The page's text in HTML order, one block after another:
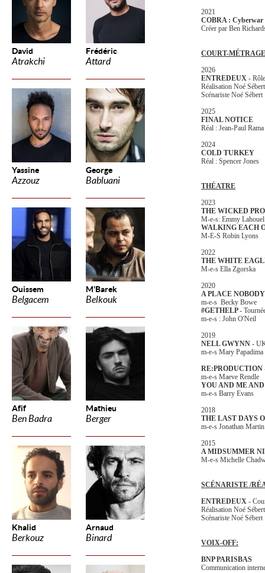
David
Atrakchi
Frédéric
Attard
Yassine
Azzouz
George
Babluani
Ouissem
Belgacem
M'Barek
Belkouk
Afif
Ben Badra
Mathieu
Berger
Khalid
Berkouz
Arnaud
Binard
2021
COBRA : Cyberwar
Créer par Ben
COURT-MÉTRAGE
2026
ENTREDEUX -
Réalisation Noé
Scénariste Noé Sébert
2025
FINAL NOTICE
Réal : Jean-Paul Rama
2024
COLD TURKEY
Réal : Spencer Jones
THÉATRE
2023
THE WICKED
M-e-s: Emmy
WALKING EACH
M-E-S Robin Lyons
2022
THE WHITE
M-e-s Ella Zgorska
2020
A PLACE
m-e-s Becky Bowe
#GETHELP-
m-e-s : John O'Neil
2019
NELL GWYNN -
m-e-s Mary Papadima
RE:PRODUCTION
m-e-s Maeve Rendle
YOU AND ME
m-e-s Barry Evans
2018
THE LAST DAYS
m-e-s Jonathan Martin
2015
A MIDSUMMER
M-e-s Michelle
SCÉNARISTE /
ENTREDEUX -
Réalisation Noé
Scénariste Noé Sébert
VOIX-OFF:
BNP PARISBAS
Communication